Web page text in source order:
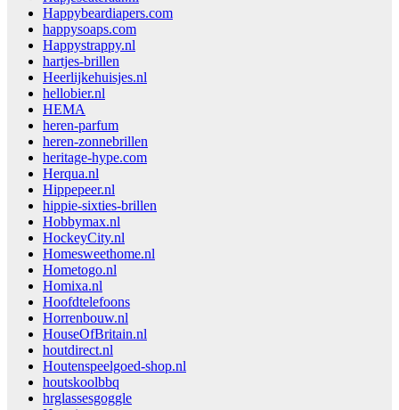
Happybeardiapers.com
happysoaps.com
Happystrappy.nl
hartjes-brillen
Heerlijkehuisjes.nl
hellobier.nl
HEMA
heren-parfum
heren-zonnebrillen
heritage-hype.com
Herqua.nl
Hippepeer.nl
hippie-sixties-brillen
Hobbymax.nl
HockeyCity.nl
Homesweethome.nl
Hometogo.nl
Homixa.nl
Hoofdtelefoons
Horrenbouw.nl
HouseOfBritain.nl
houtdirect.nl
Houtenspeelgoed-shop.nl
houtskoolbbq
hrglassesgoggle